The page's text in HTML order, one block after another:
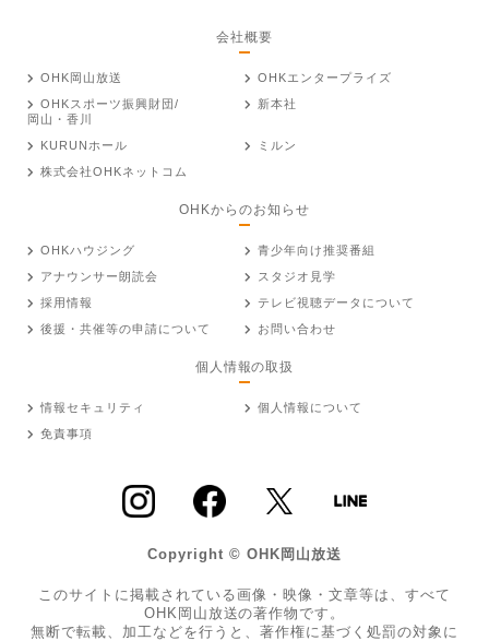
会社概要
OHK岡山放送
OHKエンタープライズ
OHKスポーツ振興財団/
岡山・香川
新本社
KURUNホール
ミルン
株式会社OHKネットコム
OHKからのお知らせ
OHKハウジング
青少年向け推奨番組
アナウンサー朗読会
スタジオ見学
採用情報
テレビ視聴データについて
後援・共催等の申請について
お問い合わせ
個人情報の取扱
情報セキュリティ
個人情報について
免責事項
Copyright © OHK岡山放送
このサイトに掲載されている画像・映像・文章等は、すべて
OHK岡山放送の著作物です。
無断で転載、加工などを行うと、著作権に基づく処罰の対象に